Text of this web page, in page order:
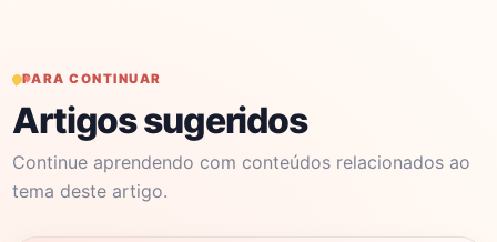
PARA CONTINUAR
Artigos sugeridos
Continue aprendendo com conteúdos relacionados ao
tema deste artigo.